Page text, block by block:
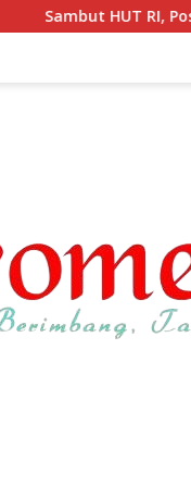
Walesi Satgas